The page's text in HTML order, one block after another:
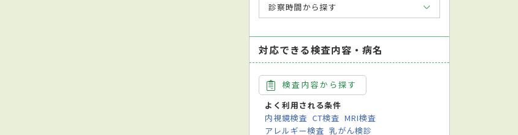
診察時間から探す
対応できる検査内容・病名
検査内容から探す
よく利用される条件
内視鏡検査 CT検査 MRI検査
アレルギー検査 乳がん検診